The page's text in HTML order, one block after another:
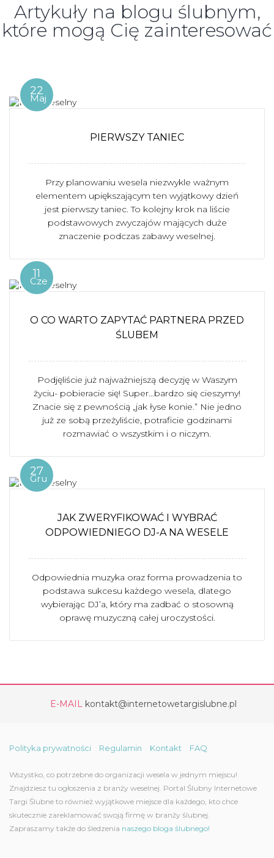
Artykuły na blogu ślubnym,
które mogą Cię zainteresować
22
Maj
PIERWSZY TANIEC
Przy planowaniu wesela niezwykle ważnym
elementem upiększającym ten wyjątkowy dzień
jest pierwszy taniec. To kolejny krok na liście
podstawowych zwyczajów mających duże
znaczenie podczas zabawy weselnej.
11
Cze
O CO WARTO ZAPYTAĆ PARTNERA PRZED
ŚLUBEM
Podjęliście już najważniejszą decyzję w Waszym
życiu- pobieracie się! Super…bardzo się cieszymy!
Znacie się z pewnością „jak łyse konie.” Nie jedno
już ze sobą przeżyliście, potraficie godzinami
rozmawiać o wszystkim i o niczym.
27
Gru
JAK ZWERYFIKOWAĆ I WYBRAĆ
ODPOWIEDNIEGO DJ-A NA WESELE
Odpowiednia muzyka oraz forma prowadzenia to
podstawa sukcesu każdego wesela, dlatego
wybierając DJ’a, który ma zadbać o stosowną
oprawę muzyczną całej uroczystości.
E-MAIL kontakt@internetowetargislubne.pl
Polityka prywatności Regulamin Kontakt FAQ
Wszystko, co potrzebne do organizacji wesela w jednym miejscu!
Znajdziesz tu ogłoszenia z branży weselnej. Portal Ślubny Internetowe
Targi Ślubne to również wyjątkowe miejsce dla każdego, kto chce
skutecznie zareklamować swoją firmę w branży ślubnej.
Zapraszamy także do śledzenia naszego bloga ślubnego!